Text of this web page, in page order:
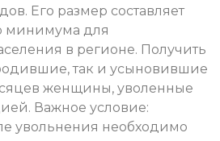
Его размер составляет
минимума для
в регионе. Получить
так и усыновившие
женщины, уволенные
Важное условие:
увольнения необходимо